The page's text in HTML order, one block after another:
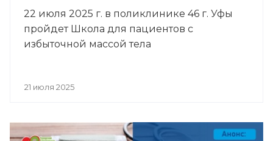
22 июля 2025 г. в поликлинике 46 г. Уфы
пройдет Школа для пациентов с
избыточной массой тела
21 июля 2025